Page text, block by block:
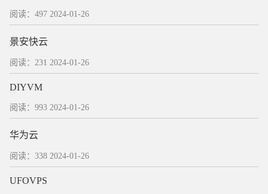
阅读：497 2024-01-26
景安快云
阅读：231 2024-01-26
DIYVM
阅读：993 2024-01-26
华为云
阅读：338 2024-01-26
UFOVPS